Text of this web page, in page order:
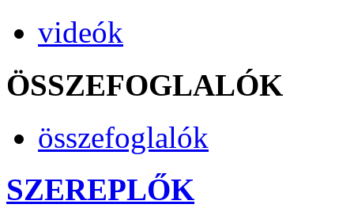
videók
ÖSSZEFOGLALÓK
összefoglalók
SZEREPLŐK